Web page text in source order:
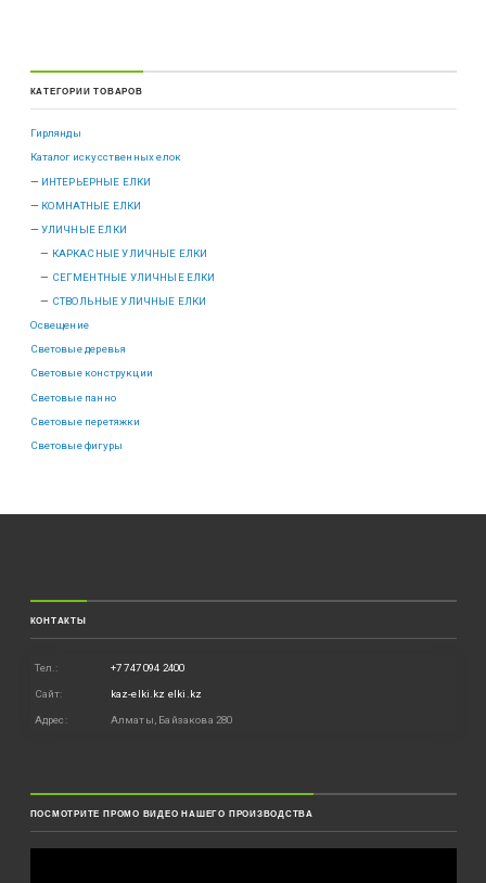
КАТЕГОРИИ ТОВАРОВ
Гирлянды
Каталог искусственных елок
ИНТЕРЬЕРНЫЕ ЕЛКИ
КОМНАТНЫЕ ЕЛКИ
УЛИЧНЫЕ ЕЛКИ
КАРКАСНЫЕ УЛИЧНЫЕ ЕЛКИ
СЕГМЕНТНЫЕ УЛИЧНЫЕ ЕЛКИ
СТВОЛЬНЫЕ УЛИЧНЫЕ ЕЛКИ
Освещение
Световые деревья
Световые конструкции
Световые панно
Световые перетяжки
Световые фигуры
КОНТАКТЫ
Тел.: +7 747 094 2400
Сайт: kaz-elki.kz elki.kz
Адрес: Алматы, Байзакова 280
ПОСМОТРИТЕ ПРОМО ВИДЕО НАШЕГО ПРОИЗВОДСТВА